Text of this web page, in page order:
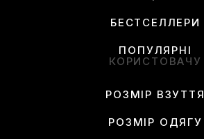
БЕСТСЕЛЛЕРИ
ПОПУЛЯРНІ
КОРИСТОВАЧУ
РОЗМІР ВЗУТТЯ
РОЗМІР ОДЯГУ